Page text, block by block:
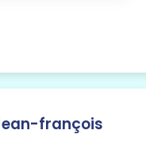
françois